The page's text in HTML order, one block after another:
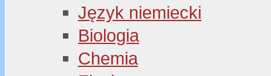
Język niemiecki
Biologia
Chemia